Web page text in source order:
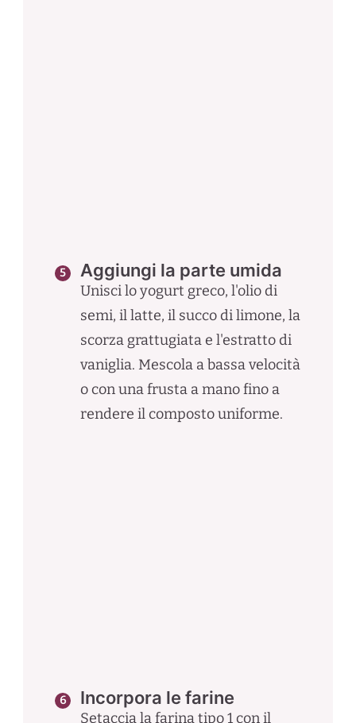
Aggiungi la parte umida
Unisci lo yogurt greco, l'olio di
semi, il latte, il succo di limone, la
scorza grattugiata e l'estratto di
vaniglia. Mescola a bassa velocità
o con una frusta a mano fino a
rendere il composto uniforme.
Incorpora le farine
Setaccia la farina tipo 1 con il